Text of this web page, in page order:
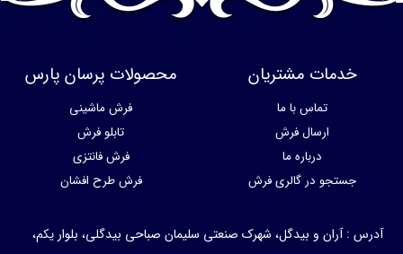
خدمات مشتریان
تماس با ما
ارسال فرش
درباره ما
جستجو در گالری فرش
محصولات پرسان پارس
فرش ماشینی
تابلو فرش
فرش فانتزی
فرش طرح افشان
آدرس : آران و بیدگل، شهرک صنعتی سلیمان صباحی بیدگلی، بلوار یکم،